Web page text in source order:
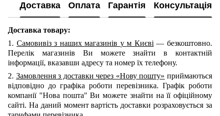
Доставка Оплата Гарантія Консультація
Доставка товару:
1. Самовивіз з нашихмагазинів ум Києві — безкоштовно.
Перелік магазинів Ви можете знайти в контактній
інформації, вказавши адресу та номер їх телефону.
2. Замовлення з доставки через «Нову пошту» приймаються
відповідно до графіка роботи перевізника. Графік роботи
компанії "Нова пошта" Ви можете знайти на її офіційному
сайті. На даний момент вартість доставки розраховується за